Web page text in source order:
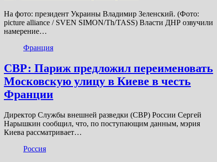
На фото: президент Украины Владимир Зеленский. (Фото:
picture alliance / SVEN SIMON/Th/TASS) Власти ДНР озвучили
намерение…
Франция
СВР: Париж предложил переименовать
Московскую улицу в Киеве в честь
Франции
Директор Службы внешней разведки (СВР) России Сергей
Нарышкин сообщил, что, по поступающим данным, мэрия
Киева рассматривает…
Россия